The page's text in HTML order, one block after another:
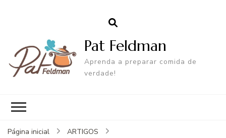
Pat Feldman
Aprenda a preparar comida de
verdade!
Página inicial
ARTIGOS